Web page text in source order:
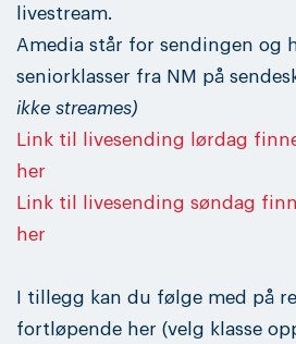
livestream.
Amedia står for sendingen og
seniorklasser fra NM på
ikke streames)
Link til livesending lørdag
her
Link til livesending søndag
her
I tillegg kan du følge med på
fortløpende her (velg klasse